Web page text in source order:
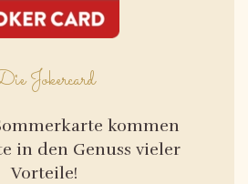
Jokercard
kommen
in den Genuss vieler
Vorteile!